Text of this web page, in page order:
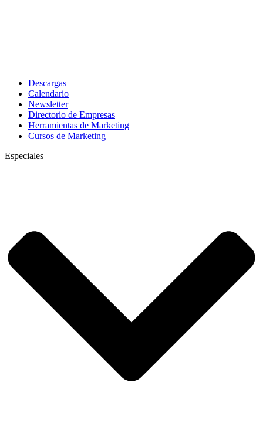
Descargas
Calendario
Newsletter
Directorio de Empresas
Herramientas de Marketing
Cursos de Marketing
Especiales